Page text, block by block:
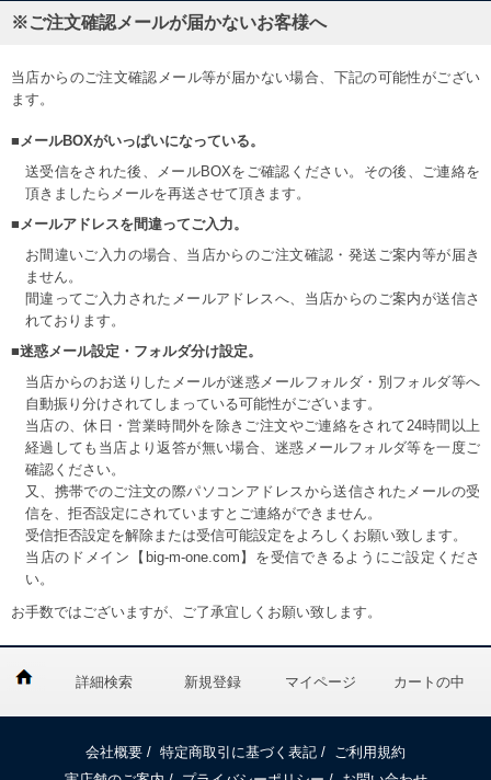
※ご注文確認メールが届かないお客様へ
当店からのご注文確認メール等が届かない場合、下記の可能性がござい
ます。
■メールBOXがいっぱいになっている。
送受信をされた後、メールBOXをご確認ください。その後、ご連絡を
頂きましたらメールを再送させて頂きます。
■メールアドレスを間違ってご入力。
お間違いご入力の場合、当店からのご注文確認・発送ご案内等が届き
ません。
間違ってご入力されたメールアドレスへ、当店からのご案内が送信さ
れております。
■迷惑メール設定・フォルダ分け設定。
当店からのお送りしたメールが迷惑メールフォルダ・別フォルダ等へ
自動振り分けされてしまっている可能性がございます。
当店の、休日・営業時間外を除きご注文やご連絡をされて24時間以上
経過しても当店より返答が無い場合、迷惑メールフォルダ等を一度ご
確認ください。
又、携帯でのご注文の際パソコンアドレスから送信されたメールの受
信を、拒否設定にされていますとご連絡ができません。
受信拒否設定を解除または受信可能設定をよろしくお願い致します。
当店のドメイン【big-m-one.com】を受信できるようにご設定くださ
い。
お手数ではございますが、ご了承宜しくお願い致します。
詳細検索 新規登録 マイページ カートの中
会社概要 / 特定商取引に基づく表記 /
ご利用規約